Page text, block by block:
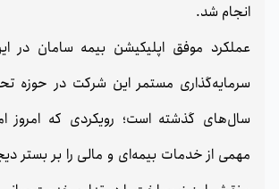
انجام شد.
عملکرد موفق اپلیکیشن بیمه سامان در
سرمایه‌گذاری مستمر این شرکت در حوزه
سال‌های گذشته است؛ رویکردی که امروز
مهمی از خدمات بیمه‌ای و مالی را بر بستر